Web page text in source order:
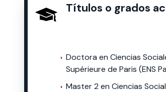
Títulos o grados
Doctora en Ciencias
Supérieure de Paris (ENS
Master 2 en Ciencias